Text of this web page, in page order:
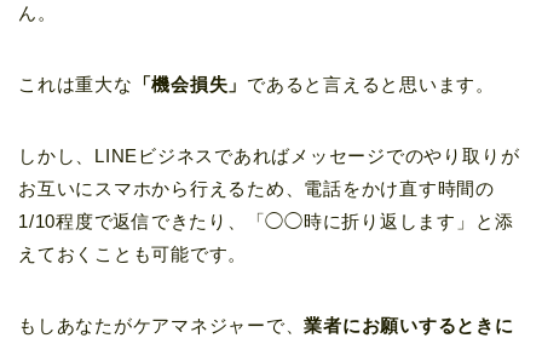
ん。
これは重大な 「機会損失」 であると言えると思います。
しかし、LINEビジネスであればメッセージでのやり取りが
お互いにスマホから行えるため、電話をかけ直す時間の
1/10程度で返信できたり、「◯◯時に折り返します」と添
えておくことも可能です。
もしあなたがケアマネジャーで、業者にお願いするときに